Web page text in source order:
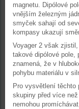
magnetu. Dipólové
vnějším železným
smyček sahají od
kompasy ukazují
Voyager 2 však
takové dipólové pole,
znamená, že v
pohybu materiálu v
Pro vysvětlení těchto
skupiny před více
nemohou